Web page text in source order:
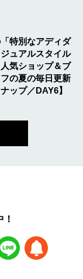
特別なアディダ
ュアルスタイル
気ショップ＆ブ
の夏の毎日更新
ップ／DAY6】